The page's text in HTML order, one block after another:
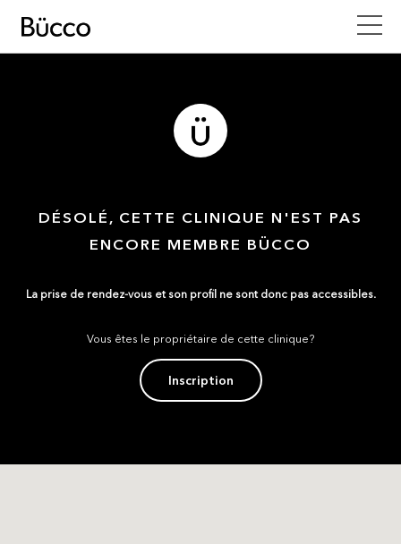
DÉSOLÉ, CETTE CLINIQUE N'EST PAS
ENCORE MEMBRE BÜCCO
La prise de rendez-vous et son profil ne sont donc pas accessibles.
Vous êtes le propriétaire de cette clinique?
Inscription